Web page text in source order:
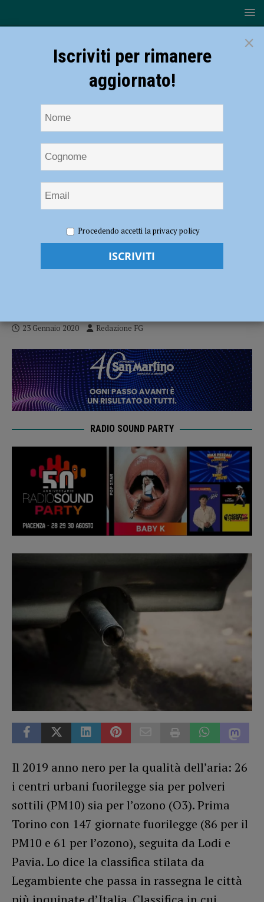
quarta città più inquinata d’Italia secondo la classifica di Legambiente
Smog, Piacenza la quarta città più
23 Gennaio 2020 Redazione FG
RADIO SOUND PARTY
Il 2019 anno nero per la qualità dell’aria: 26
i centri urbani fuorilegge sia per polveri
sottili (PM10) sia per l’ozono (O3). Prima
Torino con 147 giornate fuorilegge (86 per il
PM10 e 61 per l’ozono), seguita da Lodi e
Pavia. Lo dice la classifica stilata da
Legambiente che passa in rassegna le città
×
Iscriviti per rimanere
aggiornato!
Procedendo accetti la privacy policy